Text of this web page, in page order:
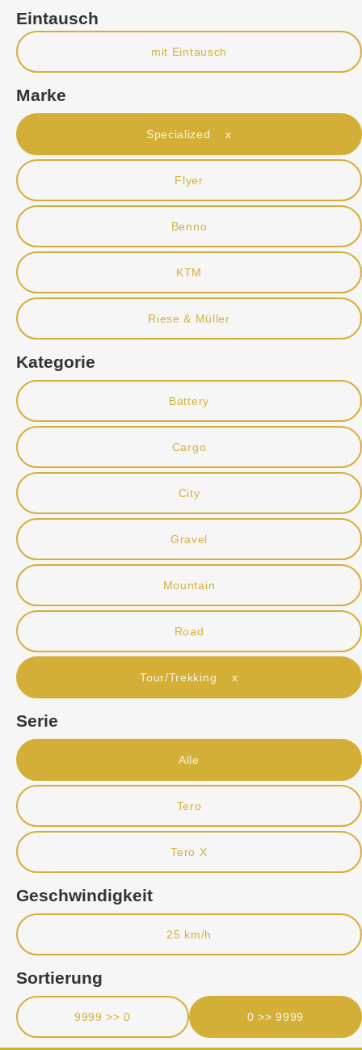
Eintausch
mit Eintausch
Marke
Specialized x
Flyer
Benno
KTM
Riese & Müller
Kategorie
Battery
Cargo
City
Gravel
Mountain
Road
Tour/Trekking x
Serie
Alle
Tero
Tero X
Geschwindigkeit
25 km/h
Sortierung
9999 >> 0 0 >> 9999